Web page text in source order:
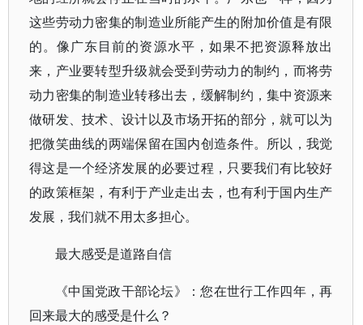
这些劳动力密集的制造业所能产生的附加价值是有限
的。像广东目前的资源水平，如果不把资源释放出
来，产业要转型升级就会受到劳动力的制约，而将劳
动力密集的制造业转移出去，缓解制约，集中资源来
做研发、技术、设计以及市场开拓的部分，就可以为
把微笑曲线的两端保留在国内创造条件。所以，我觉
得这是一个经济发展的必要过程，只要我们有比较好
的政策框架，有利于产业走出去，也有利于国内生产
发展，我们就不用太多担心。
最大感受是道路自信
《中国党政干部论坛》：您在世行工作四年，再
回来最大的感受是什么？